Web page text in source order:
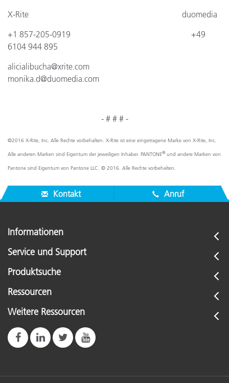
X-Rite
duomedia
+1 857-205-0919
+49
6104 944 895
alicialibucha@xrite.com
monika.d@duomedia.com
- # # # -
©2016 X-Rite, Inc. Alle Rechte vorbehalten. X-Rite ist eine eingetragene Marke von X-Rite, Inc.
Alle anderen Marken sind Eigentum der jeweiligen Inhaber. PANTONE® und andere Marken von
Pantone sind Eigentum von Pantone LLC. © 2016. Alle Rechte vorbehalten.
Kontakt Anruf
Informationen
Service und Support
Produktsuche
Ressourcen
Weitere Ressourcen